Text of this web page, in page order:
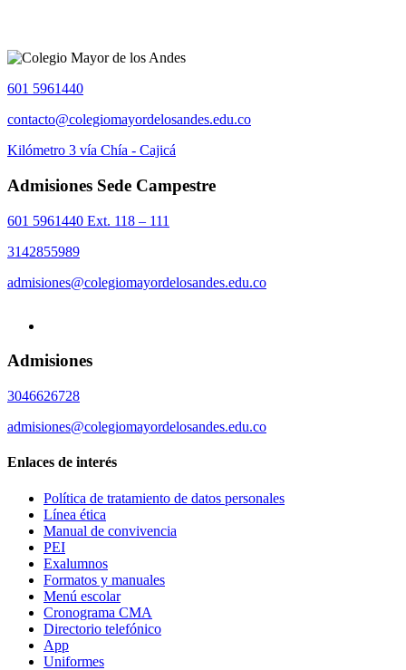
601 5961440
contacto@colegiomayordelosandes.edu.co
Kilómetro 3 vía Chía - Cajicá
Admisiones Sede Campestre
601 5961440 Ext. 118 – 111
3142855989
admisiones@colegiomayordelosandes.edu.co
Admisiones
3046626728
admisiones@colegiomayordelosandes.edu.co
Enlaces de interés
Política de tratamiento de datos personales
Línea ética
Manual de convivencia
PEI
Exalumnos
Formatos y manuales
Menú escolar
Cronograma CMA
Directorio telefónico
App
Uniformes